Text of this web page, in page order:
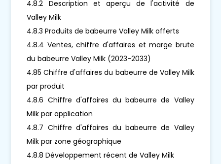
4.8.2 Description et aperçu de l'activité de
Valley Milk
4.8.3 Produits de babeurre Valley Milk offerts
4.8.4 Ventes, chiffre d'affaires et marge brute
du babeurre Valley Milk (2023-2033)
4.85 Chiffre d'affaires du babeurre de Valley Milk
par produit
4.8.6 Chiffre d'affaires du babeurre de Valley
Milk par application
4.8.7 Chiffre d'affaires du babeurre de Valley
Milk par zone géographique
4.8.8 Développement récent de Valley Milk